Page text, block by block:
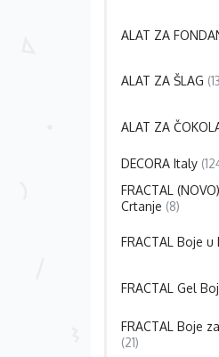
ALAT ZA
ALAT ZA ŠLAG
ALAT ZA
DECORA Italy
FRACTAL
Crtanje (8)
FRACTAL Boje u
FRACTAL Gel
FRACTAL Boje
(21)